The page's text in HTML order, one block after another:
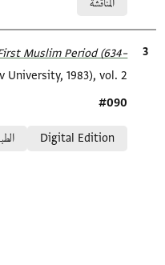
الاقتباس المرجعي
Muslim Period (634–
1983), vol. 2.
Location in source
#090
Digital Edition